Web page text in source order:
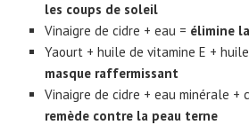
les coups de soleil
Vinaigre de cidre + eau = élimine
Yaourt + huile de vitamine E +
masque raffermissant
Vinaigre de cidre + eau minérale +
remède contre la peau terne